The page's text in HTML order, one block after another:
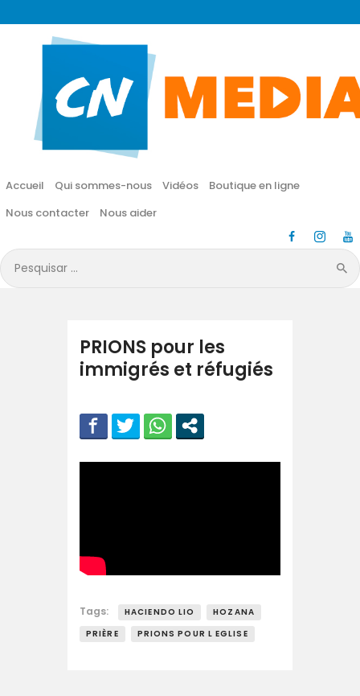
Accueil Qui sommes-nous Vidéos
Boutique en ligne
Nous contacter
Nous aider
Pesquisar
por:
CN MÉDIA
Une vie nouvelle en JESUS !
Accueil
Vidéos
Boutique en ligne
Nous aider
PRIONS pour les
immigrés et réfugiés
Tags: HACIENDO LIO
HOZANA
PRIÈRE
PRIONS POUR L EGLISE